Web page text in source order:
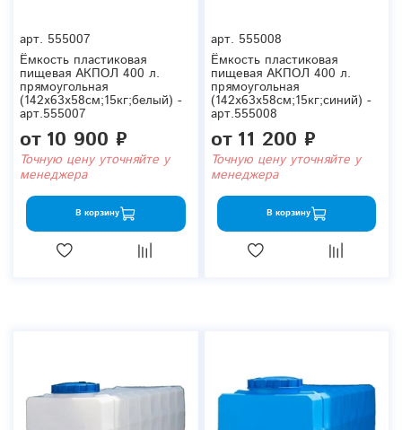
арт. 555007
Ёмкость пластиковая
пищевая АКПОЛ 400 л.
прямоугольная
(142x63x58см;15кг;белый) -
арт.555007
от 10 900 ₽
Точную цену уточняйте у
менеджера
В корзину
арт. 555008
Ёмкость пластиковая
пищевая АКПОЛ 400 л.
прямоугольная
(142x63x58см;15кг;синий) -
арт.555008
от 11 200 ₽
Точную цену уточняйте у
менеджера
В корзину